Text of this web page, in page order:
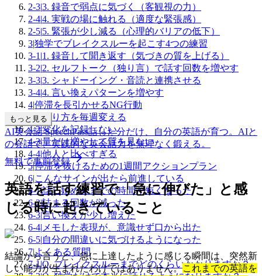
2-3|3. 録音で弱点に気づく（客観視の力）
2-4|4. 実戦の場に触れる（適度な緊張感）
2-5|5. 緊張が少し減る（心理的バリアの低下）
3|独学でブレイクスルーを起こす4つの練習
3-1 |1. 録音して聞き返す（気づきの質を上げる）
3-2|2. セルフトーク（独り言）で話す回数を増やす
3-3|3. シャドーイング・音読と連携させる
3-4|4. 言い換えパターンを増やす
4|停滞を長引かせるNG行動
4-1 |やり方を毎週変える
4-2|変化を記録しない
4-3|量だけ増やして質を見ない
4-4|他人と比べすぎる
5|停滞を抜けるための1週間アクションプラン
6|こんなサインが出たら前進している
6-1|話し始めるまでの時間が短くなった
6-2|詰まる回数が減った
6-3|言い換えが少し増えた
6-4| メモした表現が、意識せず口から出た
6-5|自分の間違いに気づけるようになった
7|よくある質問
7-1|Q. ブレイクスルーまでどのくらいかかりますか？
もっと見る
AI英会話 SpeechPass話した分だけ、自分の英語が育つ。 AIと
の会話で、実践的な英会話力を無理なく鍛える。
無料で事前登録
英語を話す練習で「急に伸びた」と感
じる時に起きていること
結論から言うと、急に上達したように感じる瞬間は、突然新
しい能力が生まれたわけではありません。これまでの英語を